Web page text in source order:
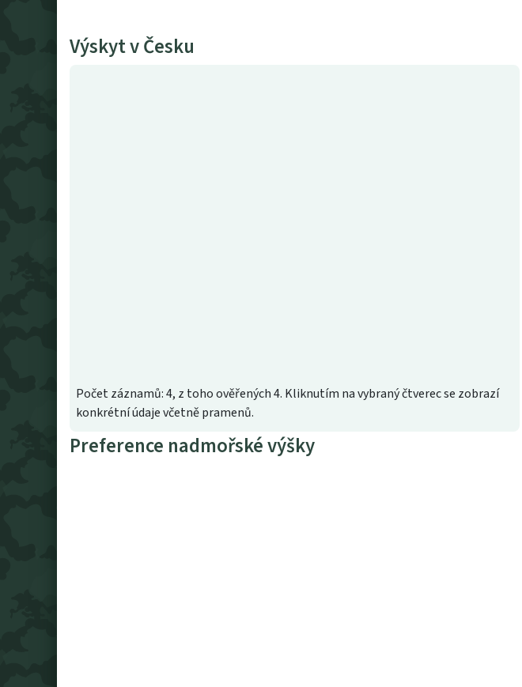
Výskyt v Česku
Počet záznamů: 4, z toho ověřených 4. Kliknutím na vybraný čtverec se zobrazí
konkrétní údaje včetně pramenů.
Preference nadmořské výšky